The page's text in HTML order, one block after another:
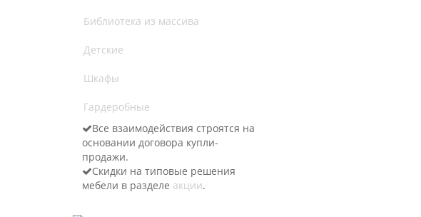
Библиотека из массива
Детские
Шкафы
Гардеробные
Все взаимодействия строятся на
основании договора купли-
продажи.
Скидки на типовые решения
мебели в разделе акции.